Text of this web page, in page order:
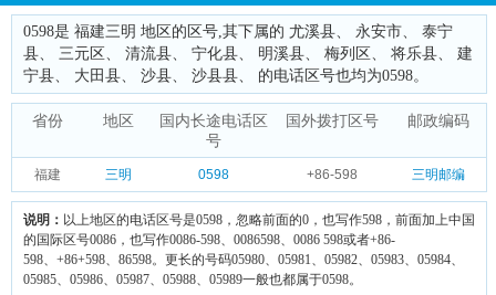
0598是 福建三明 地区的区号,其下属的 尤溪县、 永安市、 泰宁
县、 三元区、 清流县、 宁化县、 明溪县、 梅列区、 将乐县、 建
宁县、 大田县、 沙县、 沙县县、 的电话区号也均为0598。
省份 地区
国内长途电话区
号
国外拨打区号 邮政编码
福建 三明 0598 +86-598 三明邮编
说明： 以上地区的电话区号是0598，忽略前面的0，也写作598，前面加上中国
的国际区号0086，也写作0086-598、0086598、0086 598或者+86-
598、+86+598、86598。更长的号码05980、05981、05982、05983、05984、
05985、05986、05987、05988、05989一般也都属于0598。